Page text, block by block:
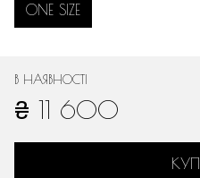
ONE SIZE
В НАЯВНОСТІ
₴ 11 600